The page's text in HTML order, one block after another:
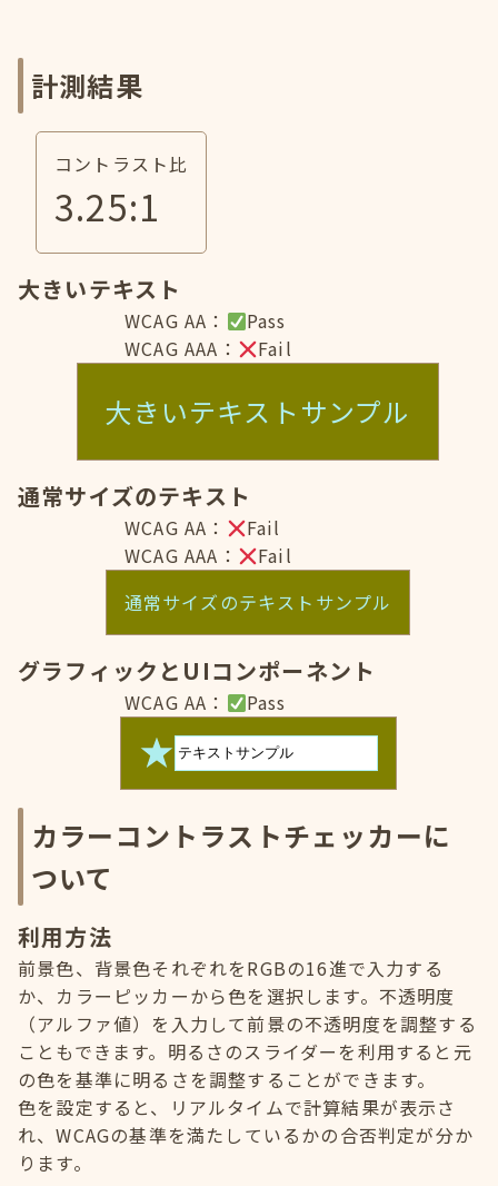
計測結果
コントラスト比
3.25:1
大きいテキスト
WCAG AA：
Pass
WCAG AAA：
Fail
大きいテキストサンプル
通常サイズのテキスト
WCAG AA：
Fail
WCAG AAA：
Fail
通常サイズのテキストサンプル
グラフィックとUIコンポーネント
WCAG AA： Pass
カラーコントラストチェッカーに
ついて
利用方法
前景色、背景色それぞれをRGBの16進で入力する
か、カラーピッカーから色を選択します。不透明度
（アルファ値）を入力して前景の不透明度を調整する
こともできます。明るさのスライダーを利用すると元
の色を基準に明るさを調整することができます。
色を設定すると、リアルタイムで計算結果が表示さ
れ、WCAGの基準を満たしているかの合否判定が分か
ります。